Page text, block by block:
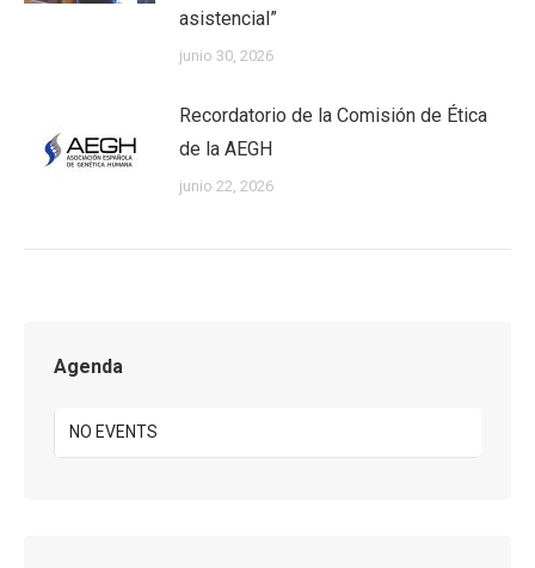
asistencial”
junio 30, 2026
Recordatorio de la Comisión de Ética
de la AEGH
junio 22, 2026
Agenda
NO EVENTS